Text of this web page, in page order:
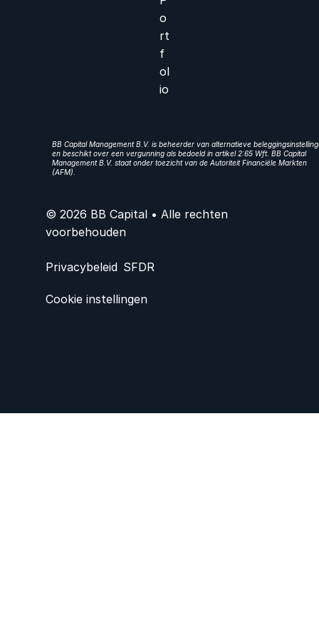
o
rt
f
ol
io
BB Capital Management B.V. is beheerder van alternatieve
en beschikt over een vergunning als bedoeld in artikel 2:65 Wft. BB Capital
Management B.V. staat onder toezicht van de Autoriteit Financiële Markten
(AFM).
© 2026 BB Capital • Alle rechten
voorbehouden
Privacybeleid SFDR
Cookie instellingen